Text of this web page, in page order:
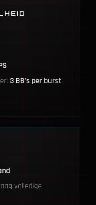
3 BB's per burst
volledige